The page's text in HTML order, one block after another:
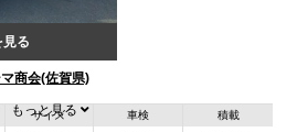
る
商会(佐賀県)
サイズ 車検 積載
もっと見る